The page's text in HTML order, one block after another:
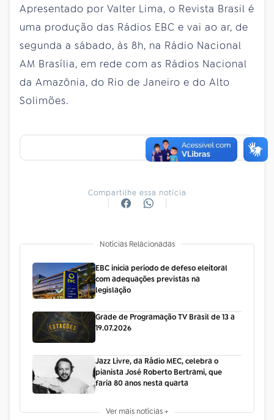
Apresentado por Valter Lima, o Revista Brasil é
uma produção das Rádios EBC e vai ao ar, de
segunda a sábado, às 8h, na Rádio Nacional
AM Brasília, em rede com as Rádios Nacional
da Amazônia, do Rio de Janeiro e do Alto
Solimões.
Compartilhe essa notícia
Notícias Relacionadas
EBC inicia período de defeso eleitoral
com adequações previstas na
legislação
Grade de Programação TV Brasil de 13 a
19.07.2026
Jazz Livre, da Rádio MEC, celebra o
pianista José Roberto Bertrami, que
faria 80 anos nesta quarta
Ver mais notícias +